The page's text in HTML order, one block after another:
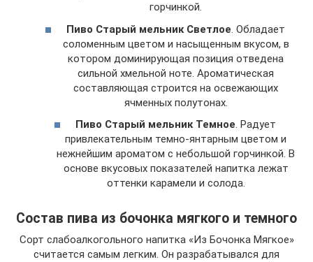
горчинкой.
Пиво Старый мельник Светлое . Обладает
соломенным цветом и насыщенным вкусом, в
котором доминирующая позиция отведена
сильной хмельной ноте. Ароматическая
составляющая строится на освежающих
ячменных полутонах.
Пиво Старый мельник Темное. Радует
привлекательным темно-янтарным цветом и
нежнейшим ароматом с небольшой горчинкой. В
основе вкусовых показателей напитка лежат
оттенки карамели и солода.
Состав пива из бочонка мягкого и темного
Сорт слабоалкогольного напитка «Из Бочонка Мягкое»
считается самым легким. Он разрабатывался для